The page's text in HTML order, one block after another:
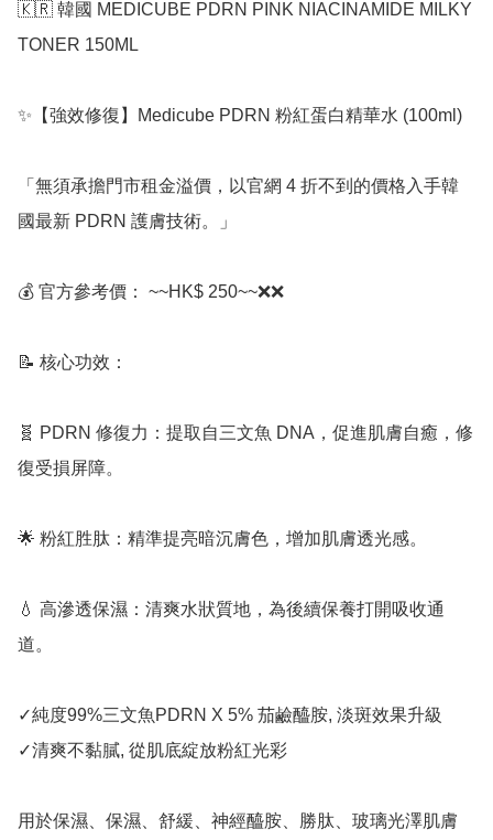
🇰🇷 韓國 MEDICUBE PDRN PINK NIACINAMIDE MILKY
TONER 150ML
✨【強效修復】Medicube PDRN 粉紅蛋白精華水 (100ml)
「無須承擔門市租金溢價，以官網 4 折不到的價格入手韓
國最新 PDRN 護膚技術。」
💰 官方參考價： ~~HK$ 250~~❌❌
📝 核心功效：
🧬 PDRN 修復力：提取自三文魚 DNA，促進肌膚自癒，修
復受損屏障。
🌟 粉紅胜肽：精準提亮暗沉膚色，增加肌膚透光感。
💧 高滲透保濕：清爽水狀質地，為後續保養打開吸收通
道。
✓純度99%三文魚PDRN X 5% 茄鹼醯胺, 淡斑效果升級
✓清爽不黏膩, 從肌底綻放粉紅光彩
用於保濕、保濕、舒緩、神經醯胺、勝肽、玻璃光澤肌膚